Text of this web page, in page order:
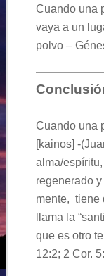
Cuando una
vaya a un
polvo –
Cuando una
[kainos] -
alma/
regenerado
mente, tiene
llama la
que es otro
12:2; 2 Cor.